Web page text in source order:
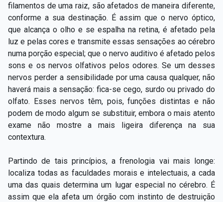
filamentos de uma raiz, são afetados de maneira diferente,
conforme a sua destinação. É assim que o nervo óptico,
que alcança o olho e se espalha na retina, é afetado pela
luz e pelas cores e transmite essas sensações ao cérebro
numa porção especial; que o nervo auditivo é afetado pelos
sons e os nervos olfativos pelos odores. Se um desses
nervos perder a sensibilidade por uma causa qualquer, não
haverá mais a sensação: fica-se cego, surdo ou privado do
olfato. Esses nervos têm, pois, funções distintas e não
podem de modo algum se substituir, embora o mais atento
exame não mostre a mais ligeira diferença na sua
contextura.
Partindo de tais princípios, a frenologia vai mais longe:
localiza todas as faculdades morais e intelectuais, a cada
uma das quais determina um lugar especial no cérebro. É
assim que ela afeta um órgão com instinto de destruição